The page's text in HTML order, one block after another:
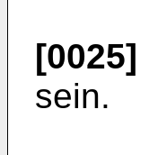
[0025]
sein.